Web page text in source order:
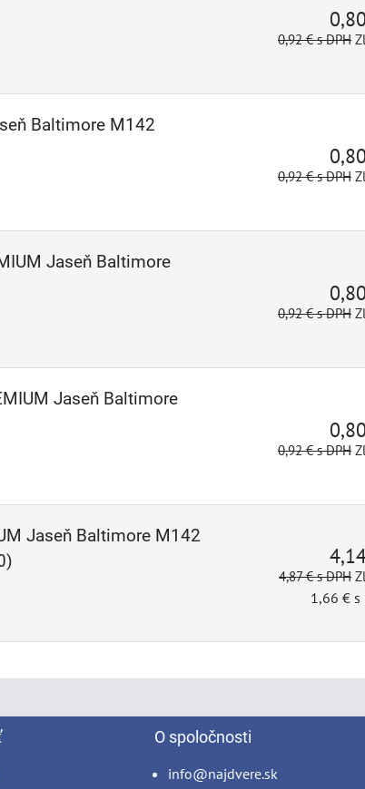
0,92 €s DPH
Baltimore M142
0,92 €s DPH
Jaseň Baltimore
0,92 €s DPH
Jaseň Baltimore
0,92 €s DPH
Jaseň Baltimore M142
4,87 €s DPH
1,66 € s
O spoločnosti
info@najdvere.sk